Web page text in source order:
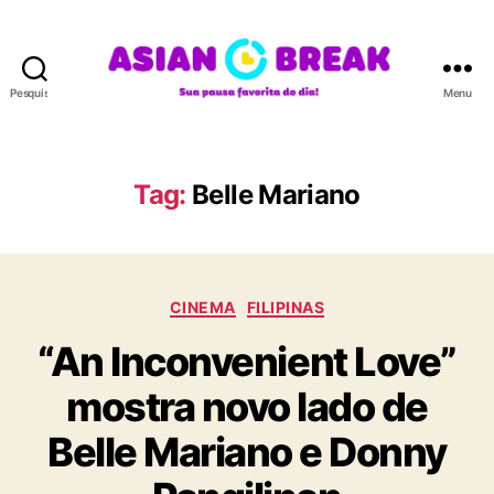
Pesquisar
A
N
R
A
Menu
Tag: Belle Mariano
C
t
e
g
o
r
i
CINEMA FILIPINAS
“An Inconvenient Love”
mostra novo lado de
Belle Mariano e Donny